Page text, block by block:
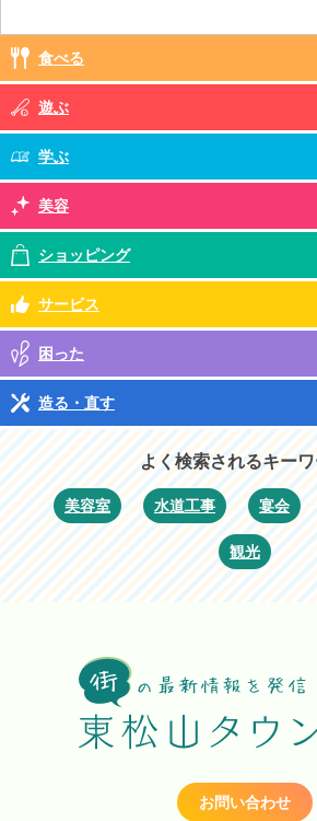
食べる
遊ぶ
学ぶ
美容
ショッピング
サービス
困った
造る・直す
よく検索されるキー
美容室 水道工事 宴会
観光
お問い合わせ